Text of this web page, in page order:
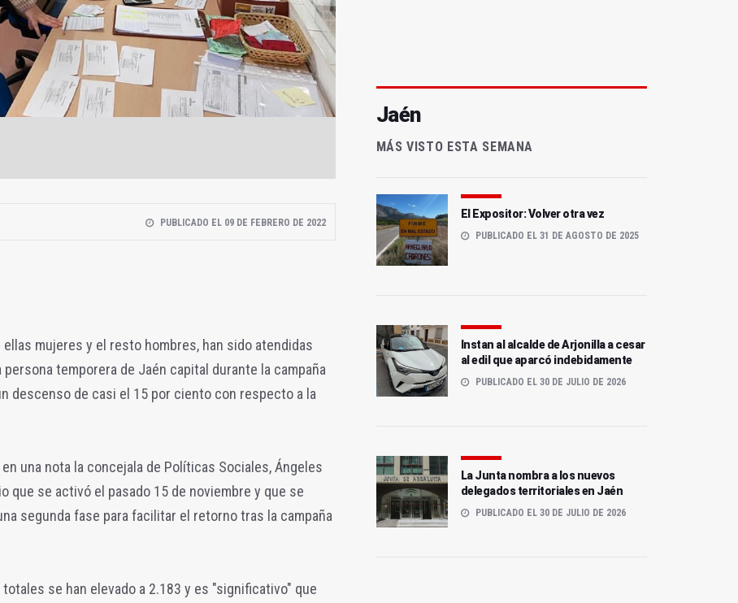
PUBLICADO EL 09 DE FEBRERO DE 2022
mujeres y el resto hombres, han sido atendidas
temporera de Jaén capital durante la campaña
descenso de casi el 15 por ciento con respecto a la
una nota la concejala de Políticas Sociales, Ángeles
que se activó el pasado 15 de noviembre y que se
segunda fase para facilitar el retorno tras la campaña
se han elevado a 2.183 y es "significativo" que
Jaén
MÁS VISTO ESTA SEMANA
El Expositor: Volver otra vez
PUBLICADO EL 31 DE AGOSTO DE 2025
Instan al alcalde de Arjonilla a cesar
al edil que aparcó indebidamente
PUBLICADO EL 30 DE JULIO DE 2026
La Junta nombra a los nuevos
delegados territoriales en Jaén
PUBLICADO EL 30 DE JULIO DE 2026